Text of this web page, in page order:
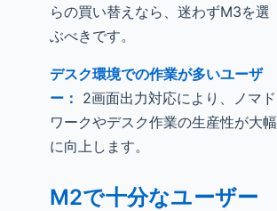
らの買い替えなら、迷わずM3を選
ぶべきです。
デスク環境での作業が多いユーザ
ー： 2画面出力対応により、ノマド
ワークやデスク作業の生産性が大幅
に向上します。
M2で十分なユーザー